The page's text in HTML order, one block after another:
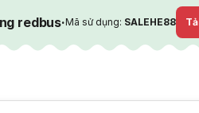
redbus·Mã sử dụng: SALEHE88